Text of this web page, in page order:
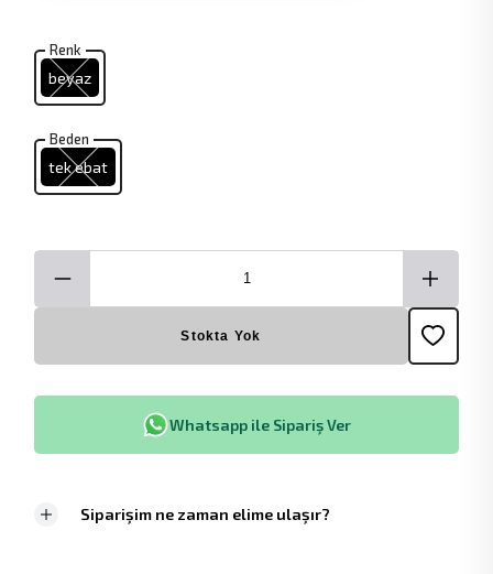
Renk
beyaz
Beden
tek ebat
Stokta Yok
Whatsapp ile Sipariş Ver
Siparişim ne zaman elime ulaşır?